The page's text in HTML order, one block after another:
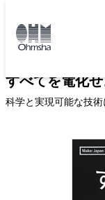
トップ
すべてを電化
科学と実現可能な技